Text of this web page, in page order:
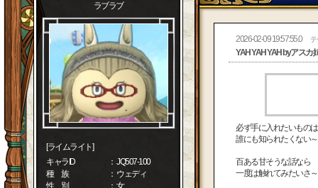
ラブラブ
[ライムライト]
キャラID
： JQ507-100
種 族
： ウェディ
性 別
： 女
2026-02-09 19:57:55.0 テ
YAH YAH YAH byアスカ
必ず手に入れたいものは
誰にも知られたくない
百ある甘そうな話なら
一度は触れてみたいさ